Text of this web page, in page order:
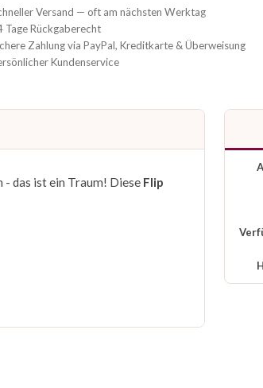
Versand — oft am nächsten Werktag
Tage Rückgaberecht
Zahlung via PayPal, Kreditkarte & Überweisung
Kundenservice
- das ist ein Traum! Diese Flip